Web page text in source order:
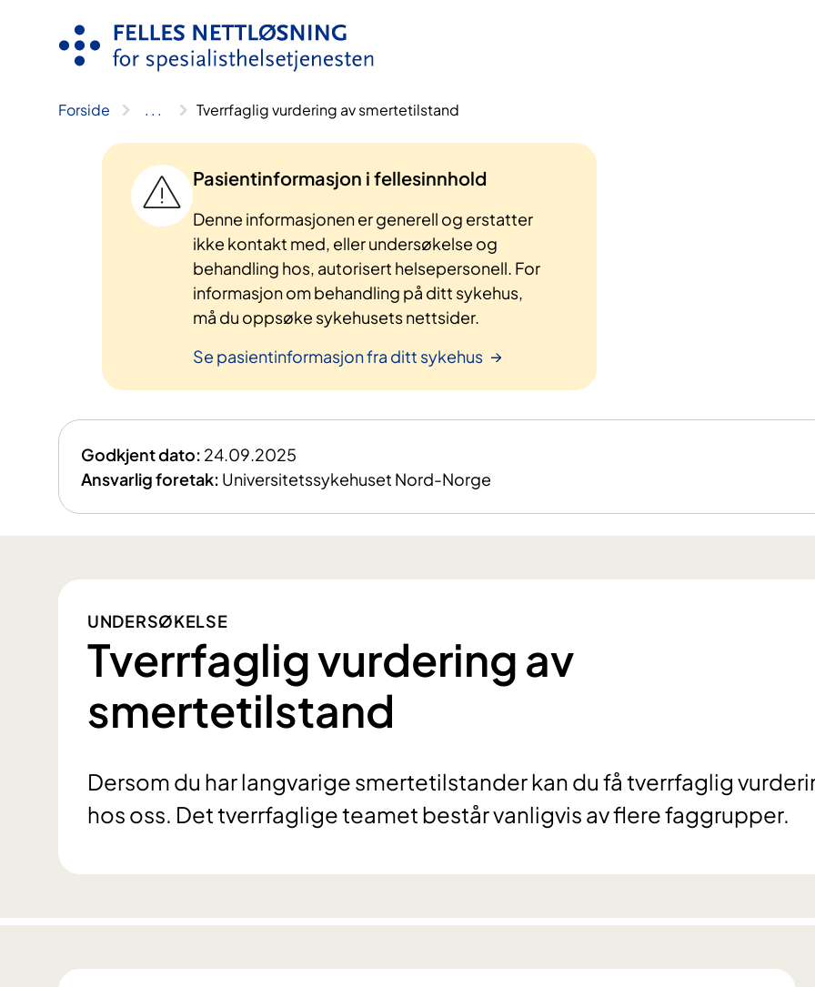
Forside .. . Tverrfaglig vurdering av smertetilstand
Pasientinformasjon i fellesinnhold
Denne informasjonen er generell og erstatter
ikke kontakt med, eller undersøkelse og
behandling hos, autorisert helsepersonell. For
informasjon om behandling på ditt sykehus,
må du oppsøke sykehusets nettsider.
Se pasientinformasjon fra ditt sykehus
Godkjent dato: 24.09.2025
Ansvarlig foretak: Universitetssykehuset Nord-Norge
UNDERSØKELSE
Tverrfaglig vurdering av
smertetilstand
Dersom du har langvarige smertetilstander kan du få tverrfaglig
hos oss. Det tverrfaglige teamet består vanligvis av flere faggrupper.